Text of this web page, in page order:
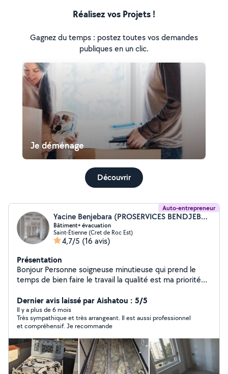
Réalisez vos Projets !
Gagnez du temps : postez toutes vos demandes
publiques en un clic.
Je déménage
Découvrir
Auto-entrepreneur
Yacine Benjebara (PROSERVICES BENDJEBARA YACINE)
Bâtiment+ évacuation
Saint-Étienne (Cret de Roc Est)
4,7/5 (16 avis)
Présentation
Bonjour Personne soigneuse minutieuse qui prend le
temps de bien faire le travail la qualité est ma priorité
de travaux Cordialement
Dernier avis laissé par Aishatou : 5/5
Il y a plus de 6 mois
Très sympathique et très arrangeant. Il est aussi professionnel
et compréhensif. Je recommande